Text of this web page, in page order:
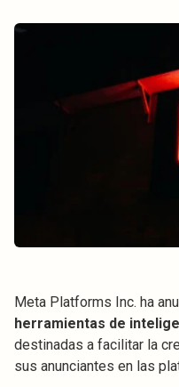
Meta Platforms Inc. ha
herramientas de
destinadas a facilitar la
sus anunciantes en las